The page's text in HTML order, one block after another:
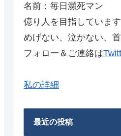
名前：毎日瀕死マン
億り人を目指しています
めげない、泣かない、首
フォロー＆ご連絡は
私の詳細
最近の投稿